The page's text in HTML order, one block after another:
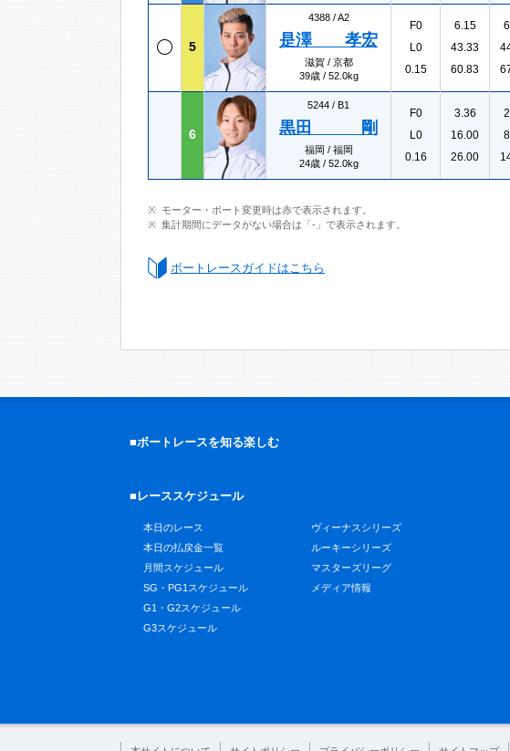
5
4388 /A2
是澤 孝宏
滋賀 / 京都
39歳 / 52.0kg
F0
L0
0.15
6.15
43.33
60.83
6
5244 / B1
黒田 剛
福岡 / 福岡
24歳 / 52.0kg
F0
L0
0.16
3.36
16.00
26.00
モーター・ボート変更時は赤で表示されます。
集計期間にデータがない場合は「-」で表示されます。
ボートレースガイドはこちら
■ボートレースを知る楽しむ
■レーススケジュール
本日のレース
本日の払戻金一覧
月間スケジュール
SG・PG1スケジュール
G1・G2スケジュール
G3スケジュール
ヴィーナスシリーズ
ルーキーシリーズ
マスターズリーグ
メディア情報